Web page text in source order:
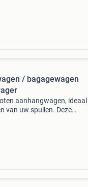
/ bagagewagen
aanhangwagen, ideaal
van uw spullen. Deze